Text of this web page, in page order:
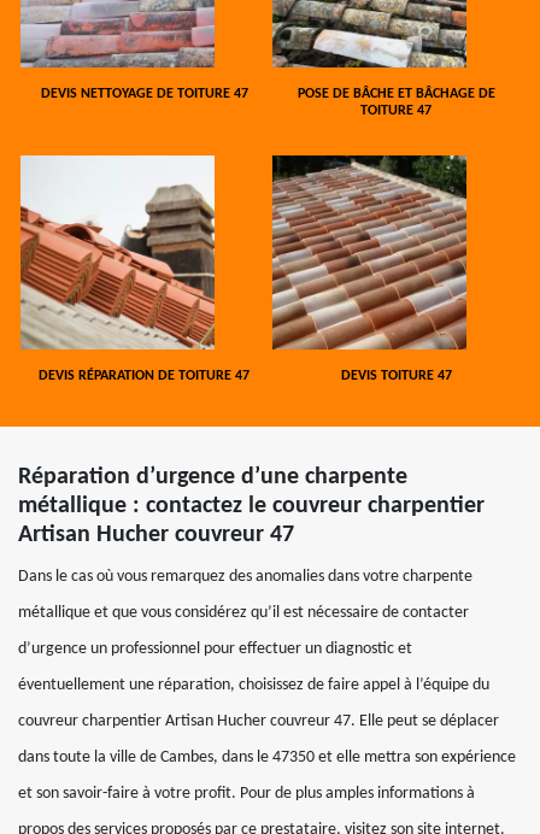
DEVIS NETTOYAGE DE TOITURE 47
POSE DE BÂCHE ET BÂCHAGE DE
TOITURE 47
DEVIS RÉPARATION DE TOITURE 47 DEVIS TOITURE 47
Réparation d’urgence d’une charpente
métallique : contactez le couvreur charpentier
Artisan Hucher couvreur 47
Dans le cas où vous remarquez des anomalies dans votre charpente
métallique et que vous considérez qu’il est nécessaire de contacter
d’urgence un professionnel pour effectuer un diagnostic et
éventuellement une réparation, choisissez de faire appel à l’équipe du
couvreur charpentier Artisan Hucher couvreur 47. Elle peut se déplacer
dans toute la ville de Cambes, dans le 47350 et elle mettra son expérience
et son savoir-faire à votre profit. Pour de plus amples informations à
propos des services proposés par ce prestataire, visitez son site internet.